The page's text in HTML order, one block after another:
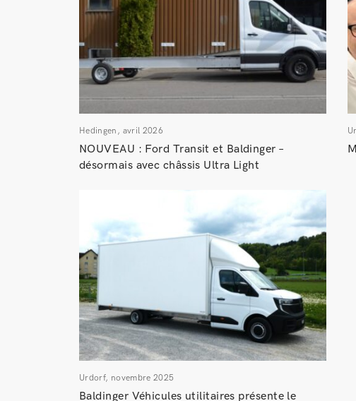
Hedingen, avril 2026
NOUVEAU : Ford Transit et Baldinger –
désormais avec châssis Ultra Light
Urdorf, novembre 2025
Baldinger Véhicules utilitaires présente le